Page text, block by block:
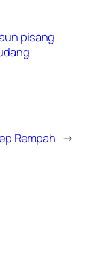
pisang
Rempah →